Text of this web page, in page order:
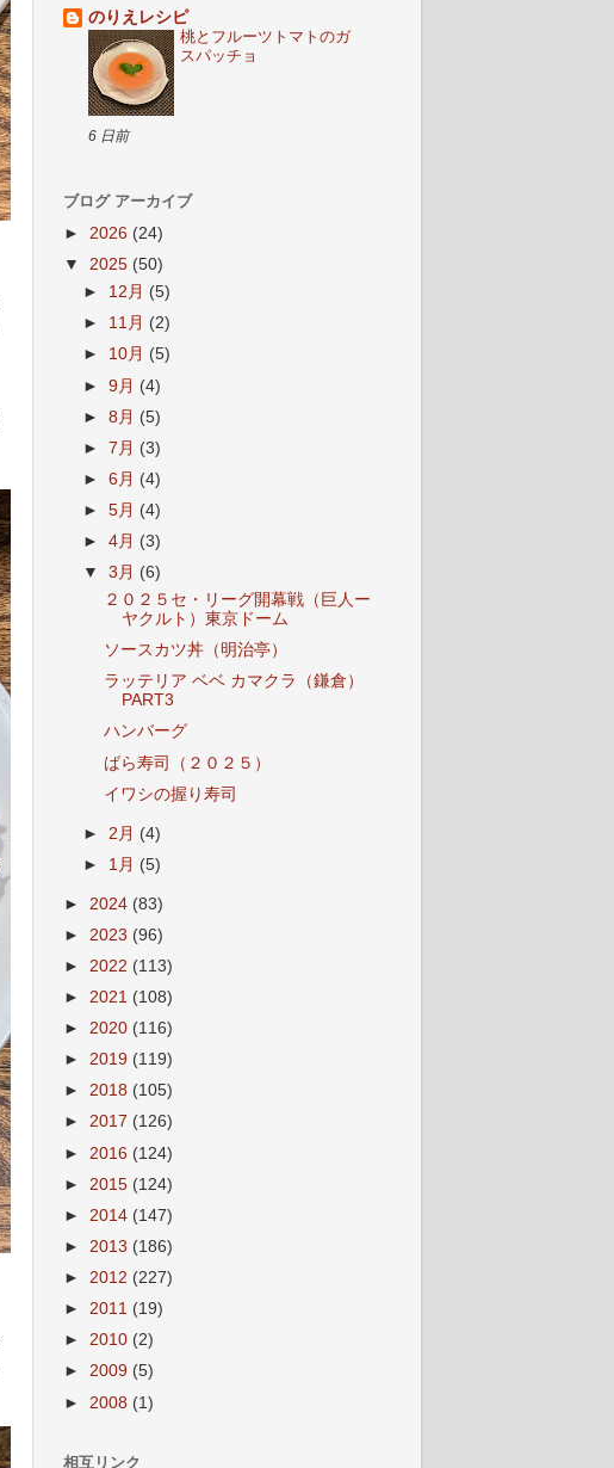
のりえレシピ
桃とフルーツトマトのガ
スパッチョ
6 日前
ブログ アーカイブ
► 2026 (24)
▼ 2025 (50)
► 12月 (5)
► 11月 (2)
► 10月 (5)
►9月 (4)
►8月 (5)
►7月 (3)
►6月 (4)
►5月 (4)
►4月 (3)
▼3月 (6)
２０２５セ・リーグ開幕戦（巨人ー
ヤクルト）東京ドーム
ソースカツ丼（明治亭）
ラッテリア ベベ カマクラ（鎌倉）
PART3
ハンバーグ
ばら寿司（２０２５）
イワシの握り寿司
► 2月 (4)
► 1月 (5)
► 2024 (83)
► 2023 (96)
► 2022 (113)
► 2021 (108)
► 2020 (116)
► 2019 (119)
► 2018 (105)
► 2017 (126)
► 2016 (124)
► 2015 (124)
► 2014 (147)
► 2013 (186)
► 2012 (227)
► 2011 (19)
► 2010 (2)
► 2009 (5)
► 2008 (1)
相互リンク